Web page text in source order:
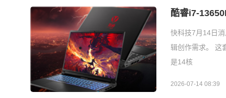
酷睿i7-
快科技7月14日
辑创作需求。 这
是14核
2026-07-14 08:39